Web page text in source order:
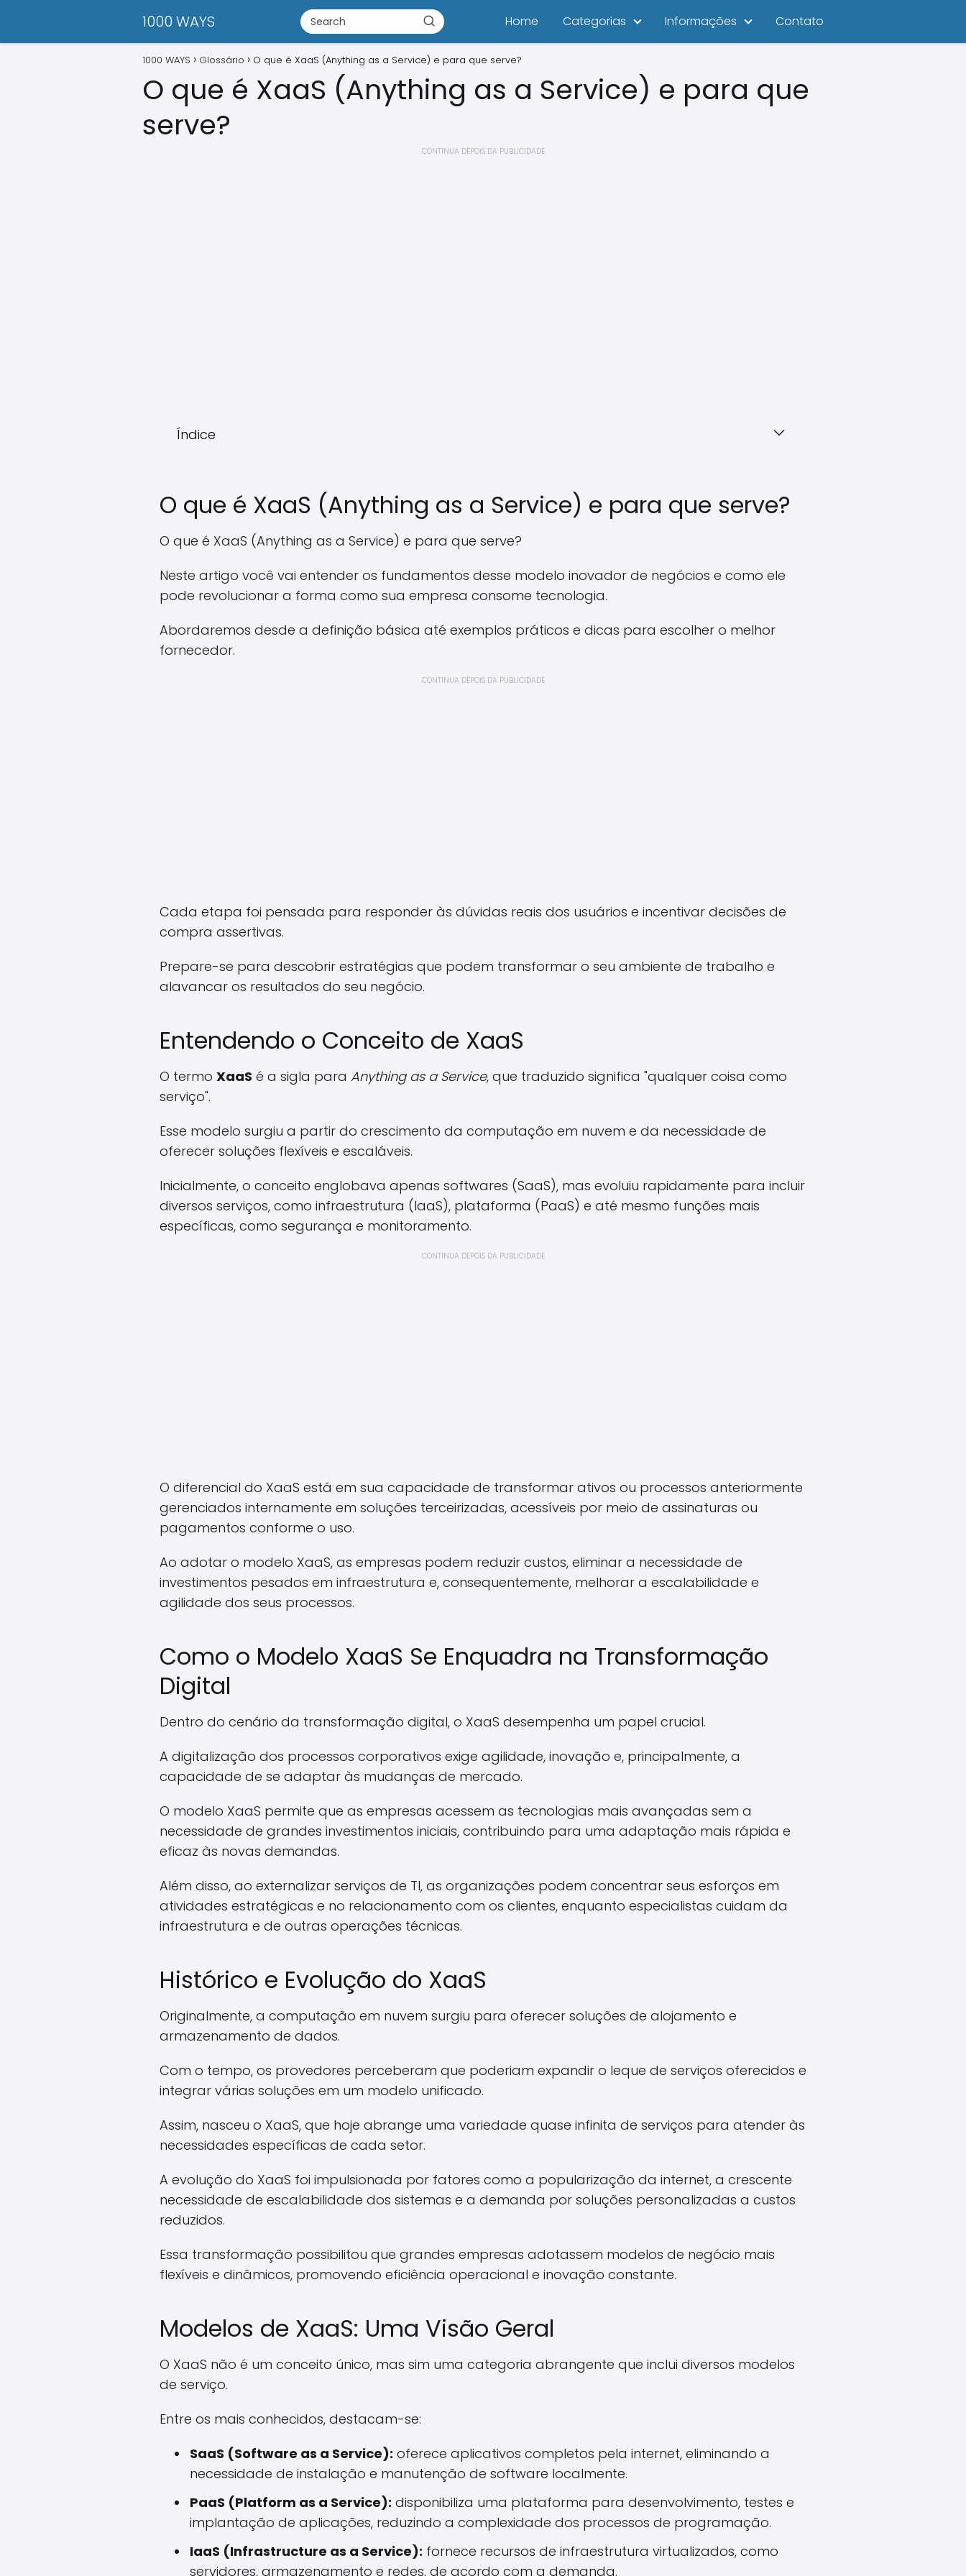
1000 WAYS Home Categorias Informações Contato
1000 WAYS Glossário O que é XaaS (Anything as a Service) e para que serve?
O que é XaaS (Anything as a Service) e para que
serve?
CONTINUA DEPOIS DA PUBLICIDADE
Índice
O que é XaaS (Anything as a Service) e para que serve?
O que é XaaS (Anything as a Service) e para que serve?
Neste artigo você vai entender os fundamentos desse modelo inovador de negócios e como ele
pode revolucionar a forma como sua empresa consome tecnologia.
Abordaremos desde a definição básica até exemplos práticos e dicas para escolher o melhor
fornecedor.
CONTINUA DEPOIS DA PUBLICIDADE
Cada etapa foi pensada para responder às dúvidas reais dos usuários e incentivar decisões de
compra assertivas.
Prepare-se para descobrir estratégias que podem transformar o seu ambiente de trabalho e
alavancar os resultados do seu negócio.
Entendendo o Conceito de XaaS
O termo XaaS é a sigla para Anything as a Service, que traduzido significa "qualquer coisa como
serviço".
Esse modelo surgiu a partir do crescimento da computação em nuvem e da necessidade de
oferecer soluções flexíveis e escaláveis.
Inicialmente, o conceito englobava apenas softwares (SaaS), mas evoluiu rapidamente para incluir
diversos serviços, como infraestrutura (IaaS), plataforma (PaaS) e até mesmo funções mais
específicas, como segurança e monitoramento.
CONTINUA DEPOIS DA PUBLICIDADE
O diferencial do XaaS está em sua capacidade de transformar ativos ou processos anteriormente
gerenciados internamente em soluções terceirizadas, acessíveis por meio de assinaturas ou
pagamentos conforme o uso.
Ao adotar o modelo XaaS, as empresas podem reduzir custos, eliminar a necessidade de
investimentos pesados em infraestrutura e, consequentemente, melhorar a escalabilidade e
agilidade dos seus processos.
Como o Modelo XaaS Se Enquadra na Transformação
Digital
Dentro do cenário da transformação digital, o XaaS desempenha um papel crucial.
A digitalização dos processos corporativos exige agilidade, inovação e, principalmente, a
capacidade de se adaptar às mudanças de mercado.
O modelo XaaS permite que as empresas acessem as tecnologias mais avançadas sem a
necessidade de grandes investimentos iniciais, contribuindo para uma adaptação mais rápida e
eficaz às novas demandas.
Além disso, ao externalizar serviços de TI, as organizações podem concentrar seus esforços em
atividades estratégicas e no relacionamento com os clientes, enquanto especialistas cuidam da
infraestrutura e de outras operações técnicas.
Histórico e Evolução do XaaS
Originalmente, a computação em nuvem surgiu para oferecer soluções de alojamento e
armazenamento de dados.
Com o tempo, os provedores perceberam que poderiam expandir o leque de serviços oferecidos e
integrar várias soluções em um modelo unificado.
Assim, nasceu o XaaS, que hoje abrange uma variedade quase infinita de serviços para atender às
necessidades específicas de cada setor.
A evolução do XaaS foi impulsionada por fatores como a popularização da internet, a crescente
necessidade de escalabilidade dos sistemas e a demanda por soluções personalizadas a custos
reduzidos.
Essa transformação possibilitou que grandes empresas adotassem modelos de negócio mais
flexíveis e dinâmicos, promovendo eficiência operacional e inovação constante.
Modelos de XaaS: Uma Visão Geral
O XaaS não é um conceito único, mas sim uma categoria abrangente que inclui diversos modelos
de serviço.
Entre os mais conhecidos, destacam-se:
SaaS (Software as a Service): oferece aplicativos completos pela internet, eliminando a
necessidade de instalação e manutenção de software localmente.
PaaS (Platform as a Service): disponibiliza uma plataforma para desenvolvimento, testes e
implantação de aplicações, reduzindo a complexidade dos processos de programação.
IaaS (Infrastructure as a Service): fornece recursos de infraestrutura virtualizados, como
servidores, armazenamento e redes, de acordo com a demanda.